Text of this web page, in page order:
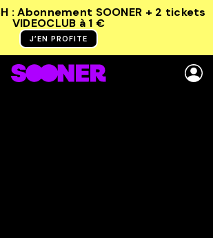
: Abonnement SOONER + 2 tickets
VIDEOCLUB à 1 €
J’EN PROFITE